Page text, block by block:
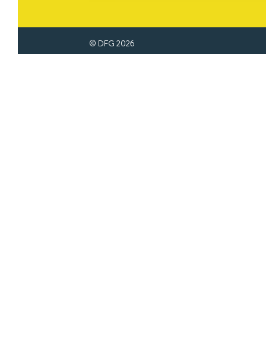
© DFG 2026